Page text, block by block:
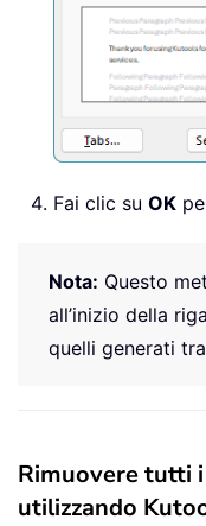
Fai clic su OK
Nota: Questo
all’inizio della
quelli generati
Rimuovere tutti
utilizzando